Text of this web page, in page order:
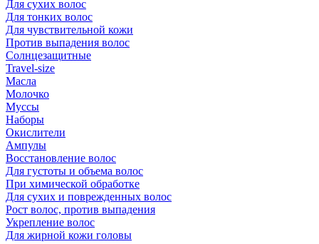
Для сухих волос
Для тонких волос
Для чувствительной кожи
Против выпадения волос
Солнцезащитные
Travel-size
Масла
Молочко
Муссы
Наборы
Окислители
Ампулы
Восстановление волос
Для густоты и объема волос
При химической обработке
Для сухих и поврежденных волос
Рост волос, против выпадения
Укрепление волос
Для жирной кожи головы